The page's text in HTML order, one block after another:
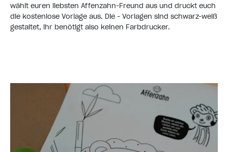
wählt euren liebsten Affenzahn-Freund aus und druckt euch
die kostenlose Vorlage aus. Die - Vorlagen sind schwarz-weiß
gestaltet, ihr benötigt also keinen Farbdrucker.